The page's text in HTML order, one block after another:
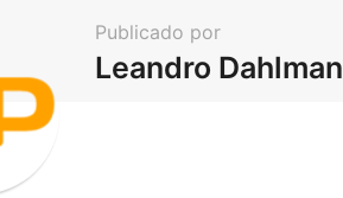
Publicado por
Leandro Dahlman